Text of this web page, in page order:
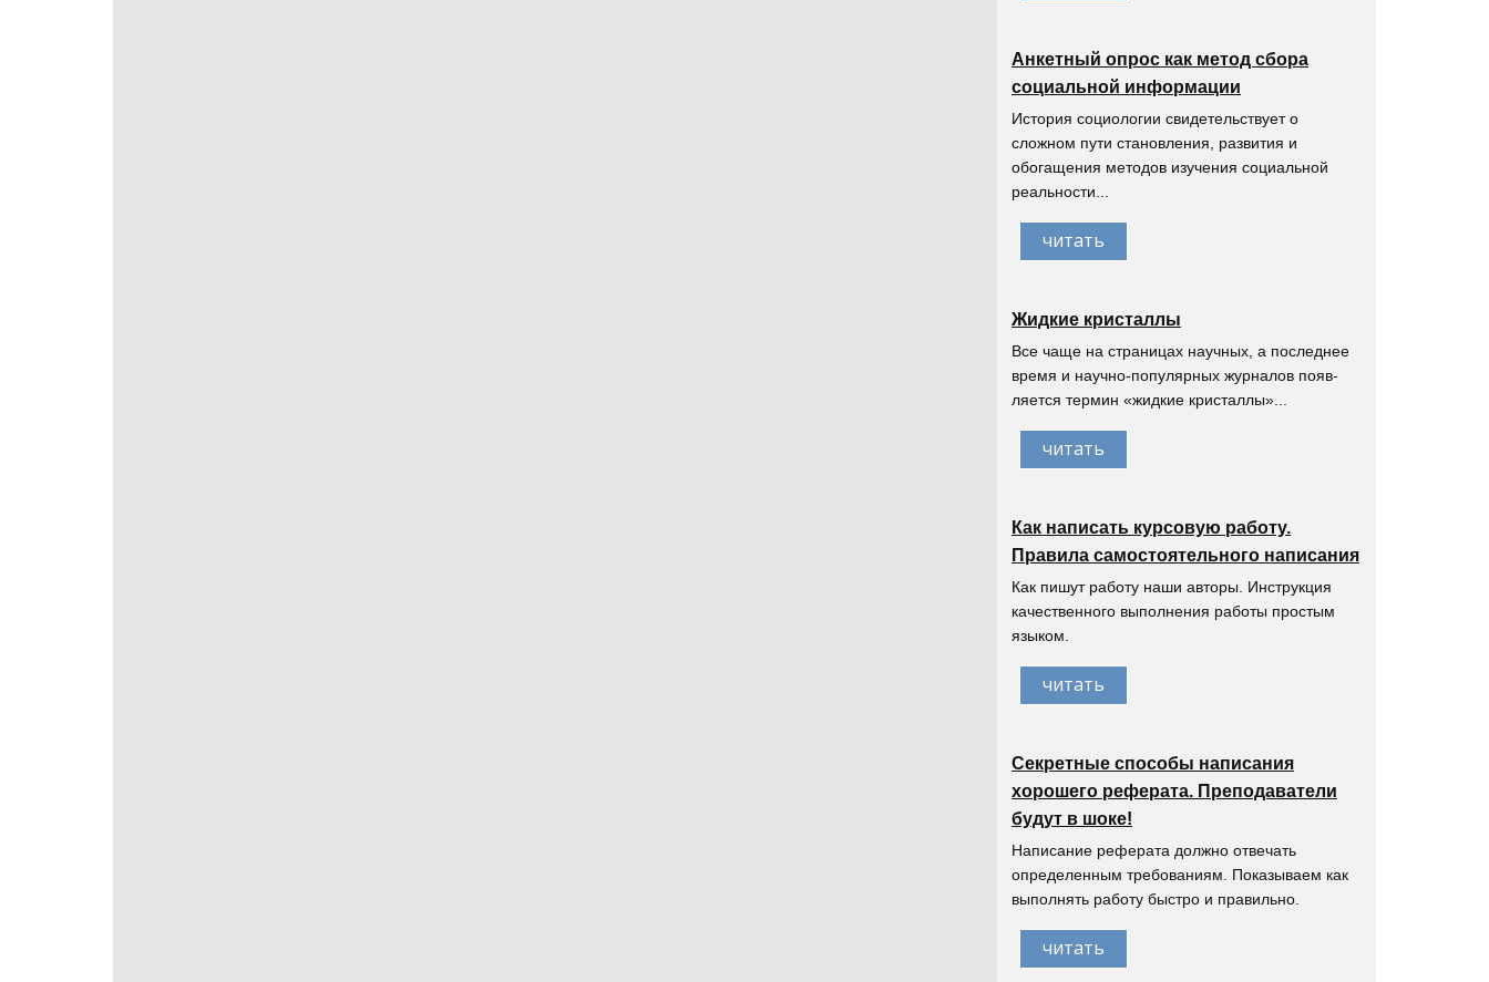
Анкетный опрос как метод сбора
социальной информации
История социологии свидетельствует о
сложном пути становления, развития и
обогащения методов изучения социальной
реальности...
читать
Жидкие кристаллы
Все чаще на страницах научных, а последнее
время и научно-популярных журналов появ-
ляется термин «жидкие кристаллы»...
читать
Как написать курсовую работу.
Правила самостоятельного написания
Как пишут работу наши авторы. Инструкция
качественного выполнения работы простым
языком.
читать
Секретные способы написания
хорошего реферата. Преподаватели
будут в шоке!
Написание реферата должно отвечать
определенным требованиям. Показываем как
выполнять работу быстро и правильно.
читать